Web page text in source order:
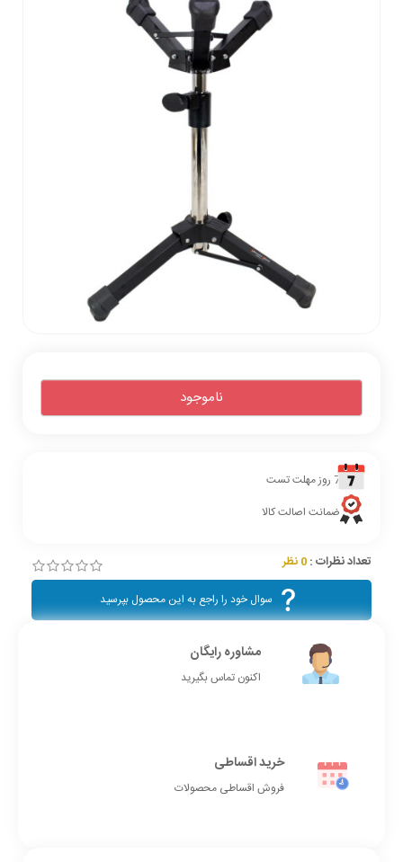
7 روز مهلت تست
ضمانت اصالت کالا
ناموجود
تعداد نظرات : 0 نظر
سوال خود را راجع به این محصول بپرسید
مشاوره رایگان
اکنون تماس بگیرید
خرید اقساطی
فروش اقساطی محصولات